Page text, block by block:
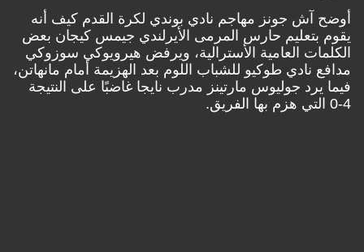
أوضح آش جونز مهاجم نادي بوندي لكرة القدم كيف أنه
يقوم بتعليم حارس المرمى الأيرلندي جيمس كيجان بعض
الكلمات العامية الأسترالية، ويرفض هيرويوكي سوزوكي
مدافع نادي طوكيو للشباب اللوم بعد الهزيمة أمام مانهاتن،
فيما يرد جوليوس مارتينز مدرب نايجا غاضبًا على النتيجة
4-0 التي هزم بها الفريق.